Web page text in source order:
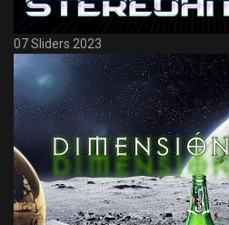
07 Sliders 2023